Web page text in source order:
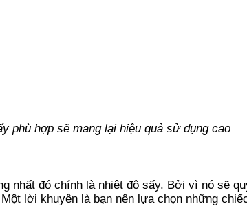
phù hợp sẽ mang lại hiệu quả sử dụng cao
nhất đó chính là nhiệt độ sấy. Bởi vì nó sẽ
lời khuyên là bạn nên lựa chọn những